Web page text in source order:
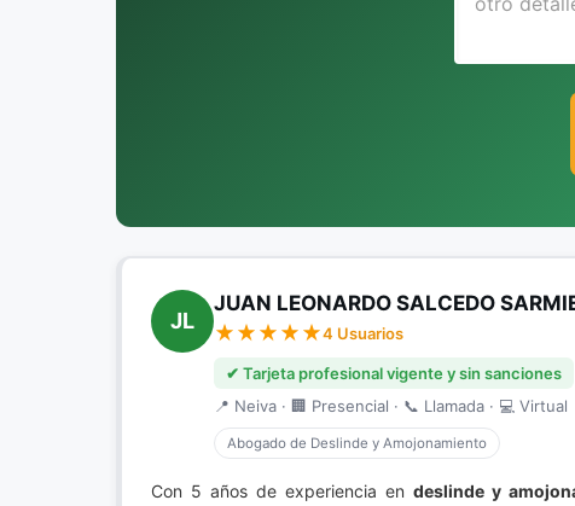
JL
JUAN LEONARDO SALCEDO
4 Usuarios
✔ Tarjeta profesional vigente y sin sanciones
📍 Neiva · 🏢 Presencial · 📞 Llamada · 💻 Virtual
Abogado de Deslinde y Amojonamiento
Con 5 años de experiencia en deslinde y